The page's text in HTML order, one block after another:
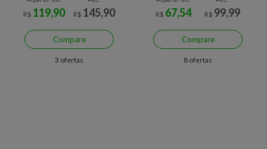
R$ 119,90
R$ 145,90
Compare
3 ofertas
R$ 67,54
R$ 99,99
Compare
8 ofertas